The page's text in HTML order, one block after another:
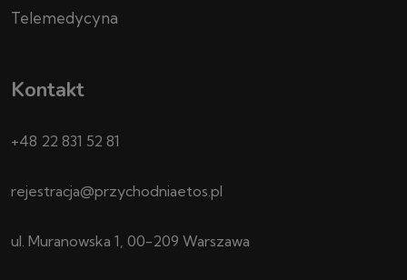
Telemedycyna
Kontakt
+48 22 831 52 81
rejestracja@przychodniaetos.pl
ul. Muranowska 1, 00-209 Warszawa